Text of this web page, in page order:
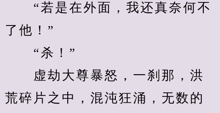
“若是在外面，我还真奈何不
了他！”
“杀！”
虚劫大尊暴怒，一刹那，洪
荒碎片之中，混沌狂涌，无数的